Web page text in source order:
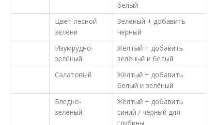
белый
Цвет лесной
зелени
Зелёный + добавить
чёрный
Изумрудно-
зелёный
Жёлтый + добавить
зелёный и белый
Салатовый
Жёлтый + добавить
белый и зелёный
Бледно-
зелёный
Жёлтый + добавить
синий / чёрный для
глубины